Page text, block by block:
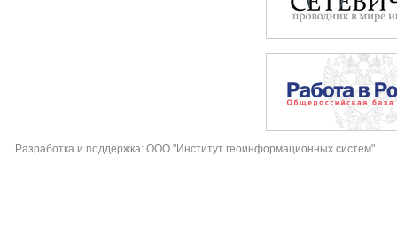
Разработка и поддержка: ООО "Институт геоинформационных систем"